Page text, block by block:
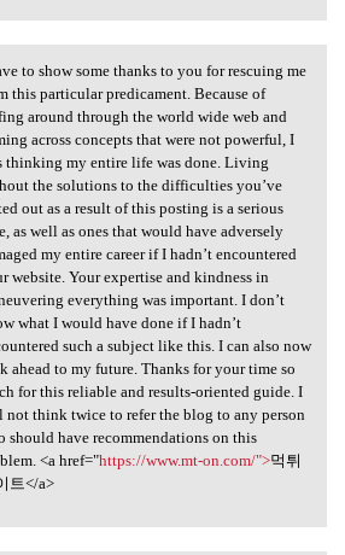
to show some thanks to
to show some thanks to you for rescuing me
this particular predicament. Because of
around through the world wide web and
across concepts that were not powerful, I
thinking my entire life was done. Living
the solutions to the difficulties you’ve
out as a result of this posting is a serious
as well as ones that would have adversely
my entire career if I hadn’t encountered
website. Your expertise and kindness in
everything was important. I don’t
what I would have done if I hadn’t
such a subject like this. I can also now
ahead to my future. Thanks for your time so
for this reliable and results-oriented guide. I
not think twice to refer the blog to any person
should have recommendations on this
<a href="https://www.mt-on.com/">먹튀
트</a>